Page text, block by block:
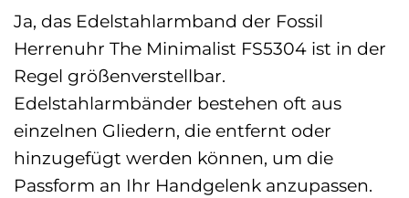
Ja, das Edelstahlarmband der Fossil
Herrenuhr The Minimalist FS5304 ist in der
Regel größenverstellbar.
Edelstahlarmbänder bestehen oft aus
einzelnen Gliedern, die entfernt oder
hinzugefügt werden können, um die
Passform an Ihr Handgelenk anzupassen.